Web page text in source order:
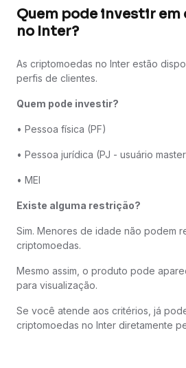
Quem pode investir
no Inter?
As criptomoedas no Inter estão
perfis de clientes.
Quem pode investir?
• Pessoa física (PF)
• Pessoa jurídica (PJ - usuário
• MEI
Existe alguma restrição?
Sim. Menores de idade não podem
criptomoedas.
Mesmo assim, o produto pode
para visualização.
Se você atende aos critérios, já
criptomoedas no Inter diretamente